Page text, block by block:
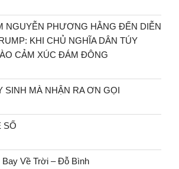
NGUYỄN PHƯƠNG HẰNG ĐẾN DIỄN
KHI CHỦ NGHĨA DÂN TÚY
CẢM XÚC ĐÁM ĐÔNG
SINH MÀ NHẬN RA ƠN GỌI
SỐ
Về Trời – Đỗ Bình